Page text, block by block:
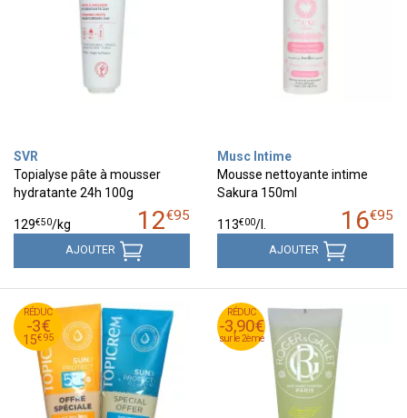
SVR
Topialyse pâte à mousser
hydratante 24h 100g
12€95
129€50/kg
AJOUTER
Musc Intime
Mousse nettoyante intime
Sakura 150ml
16€95
113€00/l.
AJOUTER
RÉDUC
-3€
15€95
18
€
95
15
€
95
RÉDUC
-3,90€
sur le 2ème
RÉDUC
-3,90€
sur le 2ème